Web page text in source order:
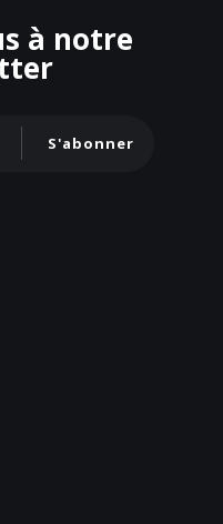
à notre
S'abonner